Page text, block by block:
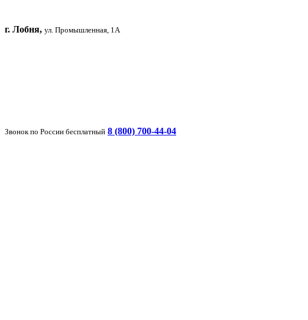
г. Лобня, ул. Промышленная, 1А
Звонок по России бесплатный 8 (800) 700-44-04